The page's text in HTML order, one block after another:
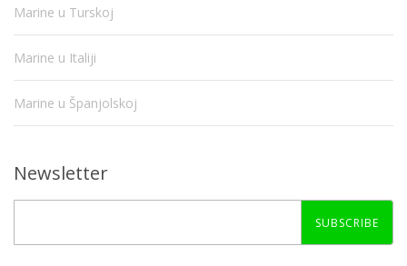
Marine u Turskoj
Marine u Italiji
Marine u Španjolskoj
Newsletter
SUBSCRIBE